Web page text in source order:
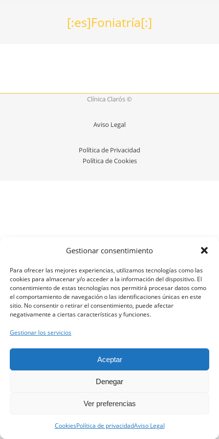
Gestionar consentimiento
Para ofrecer las mejores experiencias, utilizamos tecnologías como las
cookies para almacenar y/o acceder a la información del dispositivo. El
consentimiento de estas tecnologías nos permitirá procesar datos como
el comportamiento de navegación o las identificaciones únicas en este
sitio. No consentir o retirar el consentimiento, puede afectar
negativamente a ciertas características y funciones.
Gestionar los servicios
Aceptar
Denegar
Ver preferencias
CookiesPolítica de privacidadAviso Legal
[:es]Foniatría[:]
Clínica Clarós ©
Aviso Legal
Política de Privacidad
Política de Cookies